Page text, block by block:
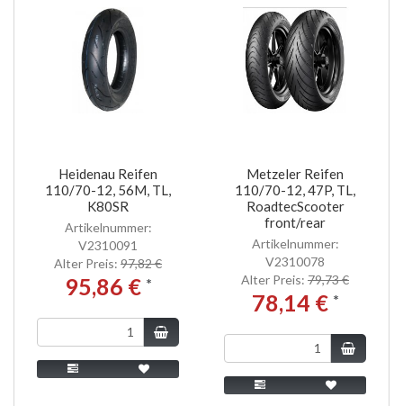
Heidenau Reifen
110/70-12, 56M, TL,
K80SR
Artikelnummer:
V2310091
Alter Preis: 97,82 €
95,86 € *
Metzeler Reifen
110/70-12, 47P, TL,
RoadtecScooter
front/rear
Artikelnummer:
V2310078
Alter Preis: 79,73 €
78,14 € *